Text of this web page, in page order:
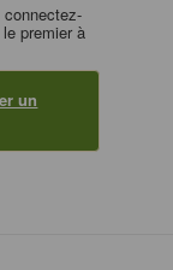
premier à
un